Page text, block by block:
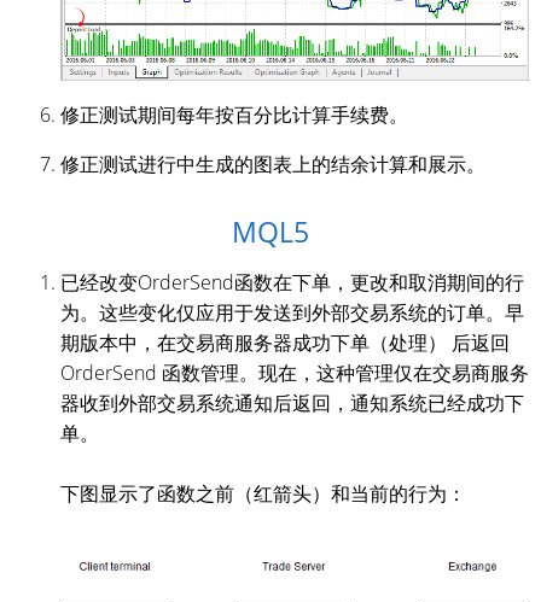
修正测试期间每年按百分比计算手续费。
修正测试进行中生成的图表上的结余计算和展示。
MQL5
已经改变OrderSend函数在下单，更改和取消期间的行
为。这些变化仅应用于发送到外部交易系统的订单。早
期版本中，在交易商服务器成功下单（处理） 后返回
OrderSend 函数管理。现在，这种管理仅在交易商服务
器收到外部交易系统通知后返回，通知系统已经成功下
单。
下图显示了函数之前（红箭头）和当前的行为：